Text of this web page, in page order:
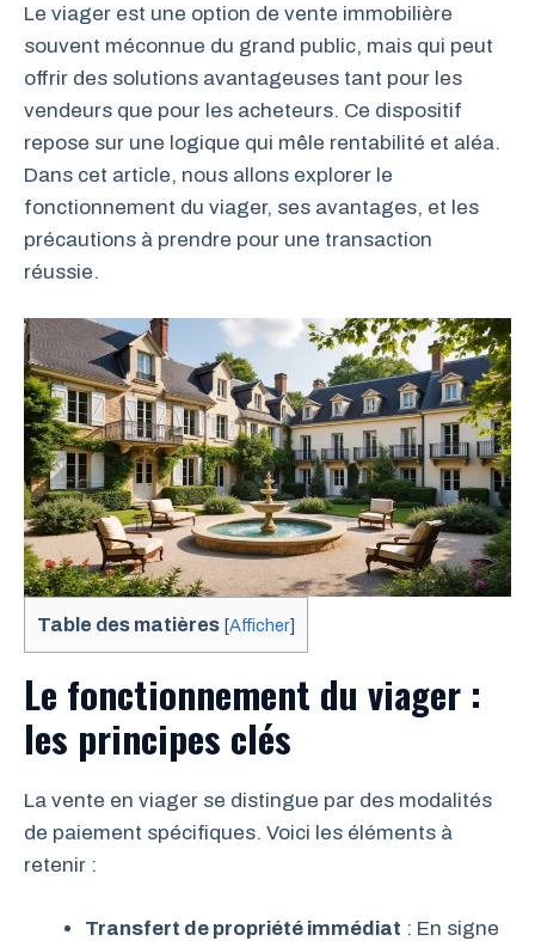
Le viager est une option de vente immobilière
souvent méconnue du grand public, mais qui peut
offrir des solutions avantageuses tant pour les
vendeurs que pour les acheteurs. Ce dispositif
repose sur une logique qui mêle rentabilité et aléa.
Dans cet article, nous allons explorer le
fonctionnement du viager, ses avantages, et les
précautions à prendre pour une transaction
réussie.
Table des matières [Afficher]
Le fonctionnement du viager :
les principes clés
La vente en viager se distingue par des modalités
de paiement spécifiques. Voici les éléments à
retenir :
Transfert de propriété immédiat : En signe